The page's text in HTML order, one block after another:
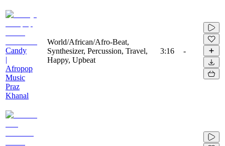
Candy
|
Afropop
Music
Praz
Khanal
World/African/Afro-Beat,
Synthesizer, Percussion, Travel,
Happy, Upbeat
3:16 -